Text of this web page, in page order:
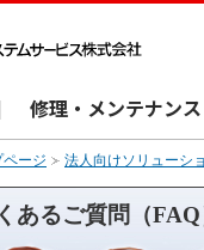
修理・メンテナンス
ページ 法人向けソリューシ
あるご質問（